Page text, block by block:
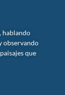
hablando
observando
que